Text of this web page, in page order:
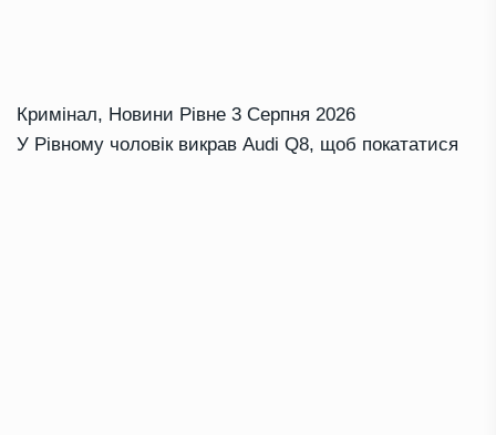
Кримінал, Новини Рівне 3 Серпня 2026
У Рівному чоловік викрав Audi Q8, щоб покататися